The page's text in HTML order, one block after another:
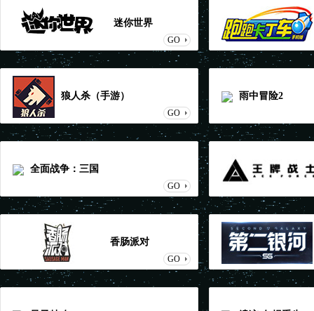
迷你世界
GO
狼人杀（手游）
GO
雨中冒险2
全面战争：三国
GO
香肠派对
GO